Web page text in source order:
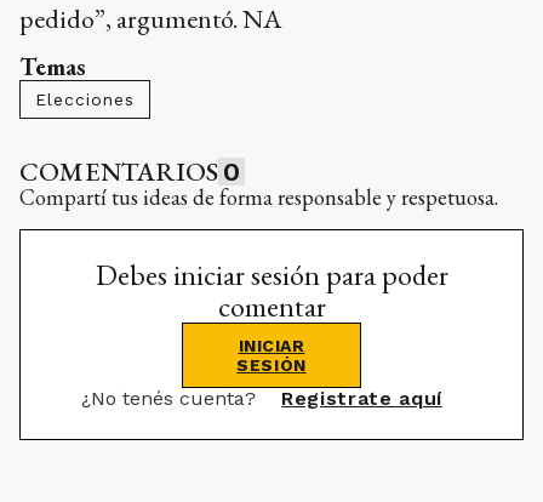
pedido”, argumentó. NA
Temas
Elecciones
COMENTARIOS 0
Compartí tus ideas de forma responsable y respetuosa.
Debes iniciar sesión para poder
comentar
INICIAR
SESIÓN
¿No tenés cuenta? Registrate aquí